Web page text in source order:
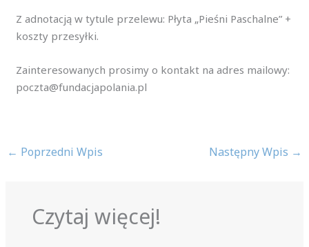
Z adnotacją w tytule przelewu: Płyta „Pieśni Paschalne” +
koszty przesyłki.
Zainteresowanych prosimy o kontakt na adres mailowy:
poczta@fundacjapolania.pl
← Poprzedni Wpis Następny Wpis →
Czytaj więcej!